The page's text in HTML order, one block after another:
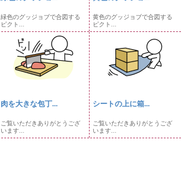
緑色のグッジョブで合図する
ピクト...
黄色のグッジョブで合図する
ピクト...
肉を大きな包丁...
ご覧いただきありがとうござ
います...
シートの上に箱...
ご覧いただきありがとうござ
います...